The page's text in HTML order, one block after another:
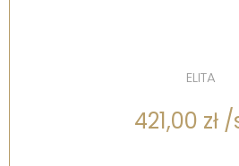
ELITA
421,00 zł